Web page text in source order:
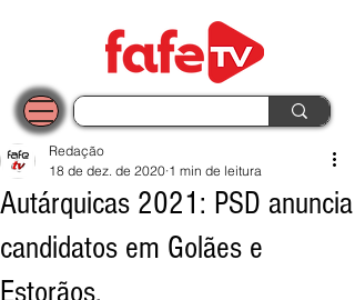
Autárquicas 2021: PSD anuncia
candidatos em Golães e
Estorãos.
Redação
18 de dez. de 2020 1 min de leitura